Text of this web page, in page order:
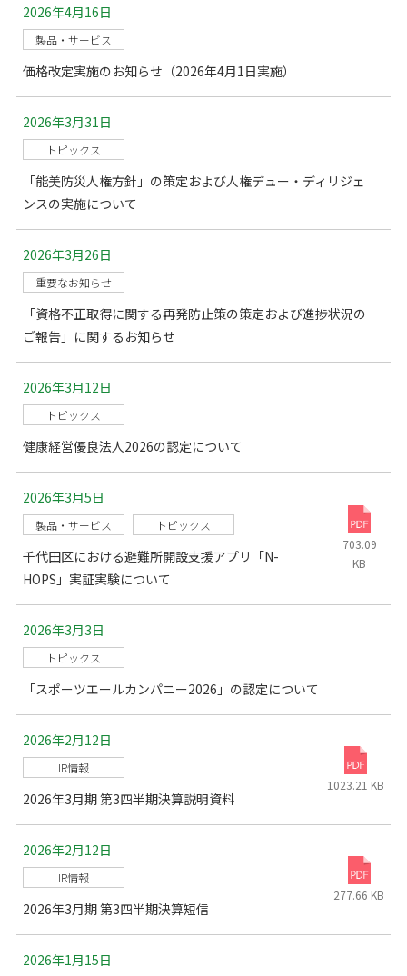
2026年4月16日
製品・サービス
価格改定実施のお知らせ（2026年4月1日実施）
2026年3月31日
トピックス
「能美防災人権方針」の策定および人権デュー・ディリジェ
ンスの実施について
2026年3月26日
重要なお知らせ
「資格不正取得に関する再発防止策の策定および進捗状況の
ご報告」に関するお知らせ
2026年3月12日
トピックス
健康経営優良法人2026の認定について
2026年3月5日
製品・サービス トピックス
千代田区における避難所開設支援アプリ「N-
HOPS」実証実験について
703.09
KB
2026年3月3日
トピックス
「スポーツエールカンパニー2026」の認定について
2026年2月12日
IR情報
2026年3月期 第3四半期決算説明資料
1023.21 KB
2026年2月12日
IR情報
2026年3月期 第3四半期決算短信
277.66 KB
2026年1月15日